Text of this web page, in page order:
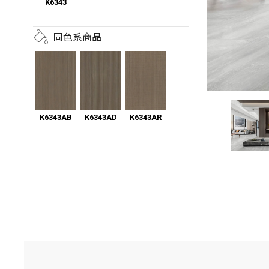
K6343
同色系商品
K6343AB K6343AD K6343AR